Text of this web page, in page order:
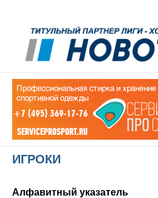
ИГРОКИ
Алфавитный указатель